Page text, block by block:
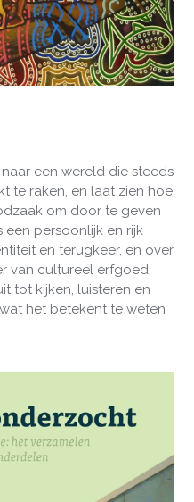
een wereld die steeds
te raken, en laat zien hoe
om door te geven
een persoonlijk en rijk
en terugkeer, en over
van cultureel erfgoed.
tot kijken, luisteren en
het betekent te weten